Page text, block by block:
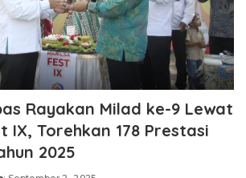
Rayakan Milad ke-9 Lewat
IX, Torehkan 178 Prestasi
2025